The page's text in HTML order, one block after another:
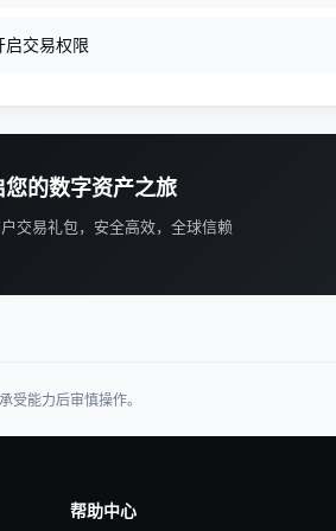
启交易权限
您的数字资产之旅
交易礼包，安全高效，全球信赖
受能力后审慎操作。
帮助中心